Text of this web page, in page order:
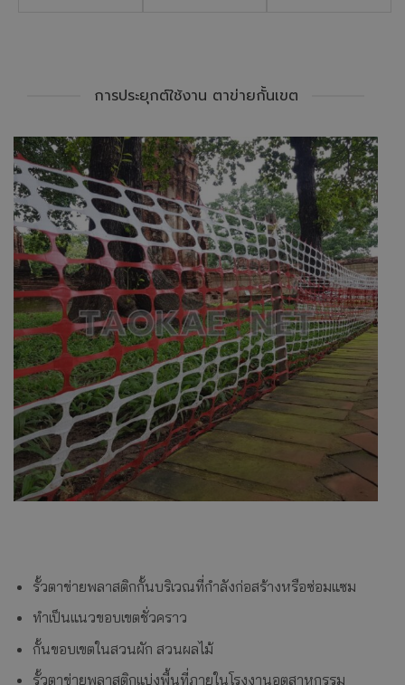
การประยุกต์ใช้งาน ตาข่ายกั้นเขต
รั้วตาข่ายพลาสติกกั้นบริเวณที่กำลังก่อสร้างหรือซ่อมแซม
ทำเป็นแนวขอบเขตชั่วคราว
กั้นขอบเขตในสวนผัก สวนผลไม้
รั้วตาข่ายพลาสติกแบ่งพื้นที่ภายในโรงงานอุตสาหกรรม